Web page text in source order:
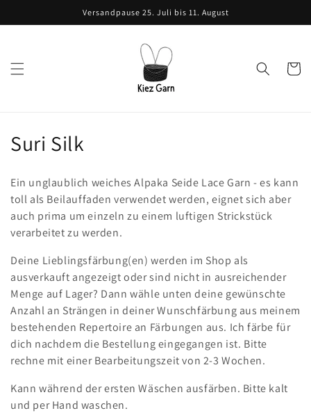
Inhalt
Versandpause 25. Juli bis 11. August
K
t
e
g
o
r
i
e
:
Suri Silk
Ein unglaublich weiches Alpaka Seide Lace Garn - es kann
toll als Beilauffaden verwendet werden, eignet sich aber
auch prima um einzeln zu einem luftigen Strickstück
verarbeitet zu werden.
Deine Lieblingsfärbung(en) werden im Shop als
ausverkauft angezeigt oder sind nicht in ausreichender
Menge auf Lager? Dann wähle unten deine gewünschte
Anzahl an Strängen in deiner Wunschfärbung aus meinem
bestehenden Repertoire an Färbungen aus. Ich färbe für
dich nachdem die Bestellung eingegangen ist. Bitte
rechne mit einer Bearbeitungszeit von 2-3 Wochen.
Kann während der ersten Wäschen ausfärben. Bitte kalt
und per Hand waschen.